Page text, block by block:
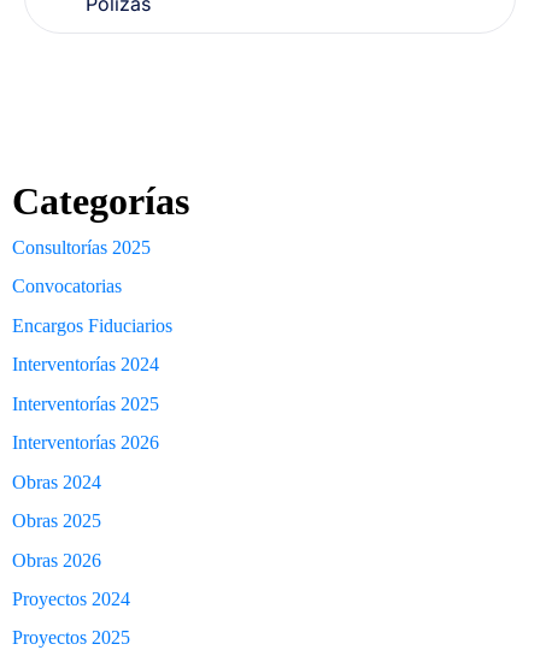
Categorías
Consultorías 2025
Convocatorias
Encargos Fiduciarios
Interventorías 2024
Interventorías 2025
Interventorías 2026
Obras 2024
Obras 2025
Obras 2026
Proyectos 2024
Proyectos 2025